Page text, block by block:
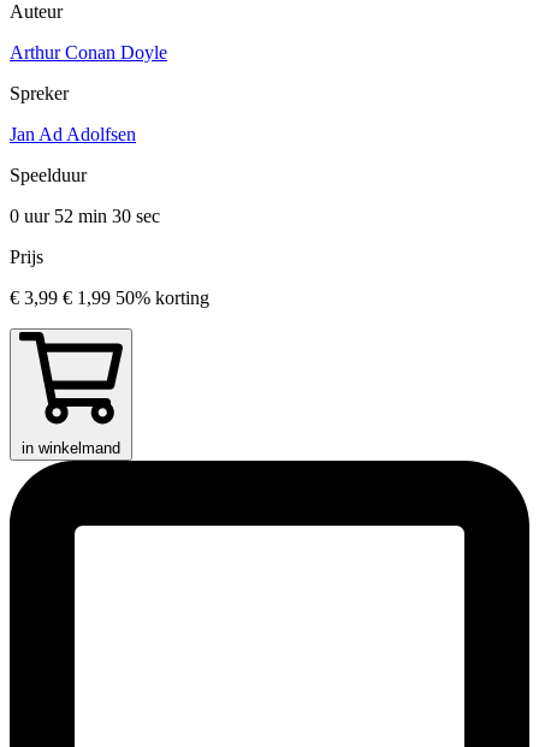
Auteur
Arthur Conan Doyle
Spreker
Jan Ad Adolfsen
Speelduur
0 uur 52 min 30 sec
Prijs
€ 3,99 € 1,99 50% korting
in winkelmand